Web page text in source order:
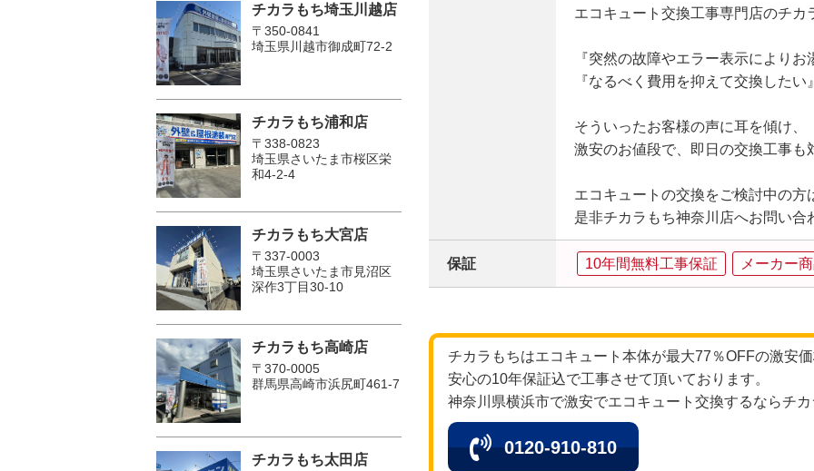
エコキュート交換工事専門店のチカ
『突然の故障やエラー表示により
『なるべく費用を抑えて交換したい
そういったお客様の声に耳を傾け、
激安のお値段で、即日の交換工事
エコキュートの交換をご検討中の方
是非チカラもち神奈川店へお問い合
保証 10年間無料工事保証 メーカー
チカラもちはエコキュート本体が最大77％OFFの激安
安心の10年保証込で工事させて頂いております。
神奈川県横浜市で激安でエコキュート交換するならチ
0120-910-810
チカラもち埼玉川越店
〒350-0841
埼玉県川越市御成町72-2
チカラもち浦和店
〒338-0823
埼玉県さいたま市桜区栄
和4-2-4
チカラもち大宮店
〒337-0003
埼玉県さいたま市見沼区
深作3丁目30-10
チカラもち高崎店
〒370-0005
群馬県高崎市浜尻町461-7
チカラもち太田店